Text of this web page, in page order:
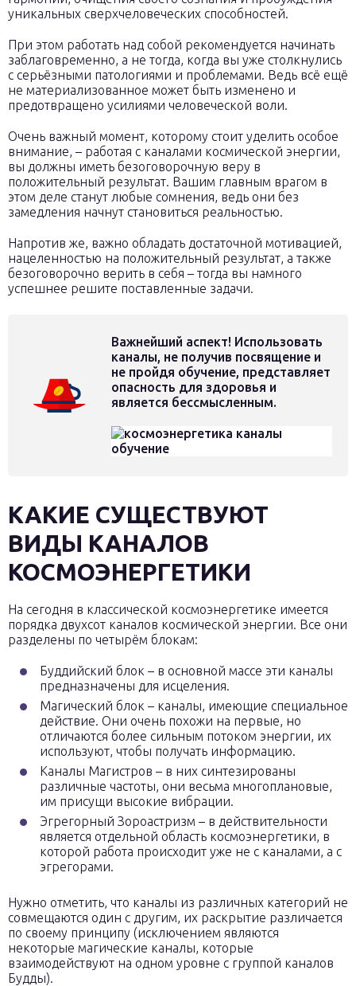
уникальных сверхчеловеческих способностей.
При этом работать над собой рекомендуется начинать
заблаговременно, а не тогда, когда вы уже столкнулись
с серьёзными патологиями и проблемами. Ведь всё ещё
не материализованное может быть изменено и
предотвращено усилиями человеческой воли.
Очень важный момент, которому стоит уделить особое
внимание, – работая с каналами космической энергии,
вы должны иметь безоговорочную веру в
положительный результат. Вашим главным врагом в
этом деле станут любые сомнения, ведь они без
замедления начнут становиться реальностью.
Напротив же, важно обладать достаточной мотивацией,
нацеленностью на положительный результат, а также
безоговорочно верить в себя – тогда вы намного
успешнее решите поставленные задачи.
Важнейший аспект! Использовать
каналы, не получив посвящение и
не пройдя обучение, представляет
опасность для здоровья и
является бессмысленным.
КАКИЕ СУЩЕСТВУЮТ
ВИДЫ КАНАЛОВ
КОСМОЭНЕРГЕТИКИ
На сегодня в классической космоэнергетике имеется
порядка двухсот каналов космической энергии. Все они
разделены по четырём блокам:
Буддийский блок – в основной массе эти каналы
предназначены для исцеления.
Магический блок – каналы, имеющие специальное
действие. Они очень похожи на первые, но
отличаются более сильным потоком энергии, их
используют, чтобы получать информацию.
Каналы Магистров – в них синтезированы
различные частоты, они весьма многоплановые,
им присущи высокие вибрации.
Эгрегорный Зороастризм – в действительности
является отдельной область космоэнергетики, в
которой работа происходит уже не с каналами, а с
эгрегорами.
Нужно отметить, что каналы из различных категорий не
совмещаются один с другим, их раскрытие различается
по своему принципу (исключением являются
некоторые магические каналы, которые
взаимодействуют на одном уровне с группой каналов
Будды).